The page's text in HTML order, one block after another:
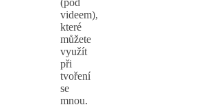
videem),
které
můžete
využít
při
tvoření
se
mnou.